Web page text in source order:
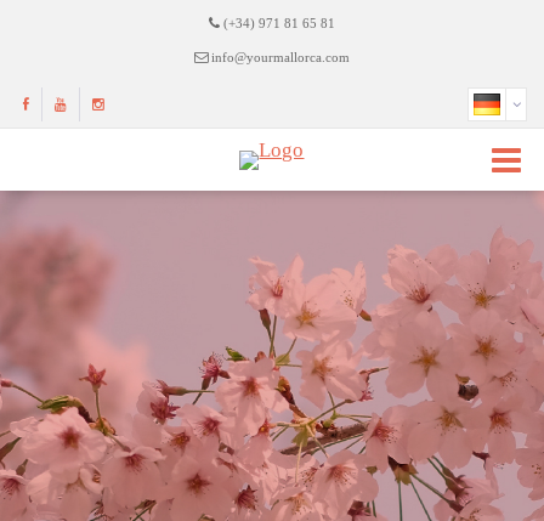
(+34) 971 81 65 81
info@yourmallorca.com